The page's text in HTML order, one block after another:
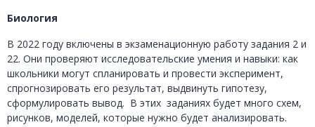
Биология
В 2022 году включены в экзаменационную работу задания 2 и
22. Они проверяют исследовательские умения и навыки: как
школьники могут спланировать и провести эксперимент,
спрогнозировать его результат, выдвинуть гипотезу,
сформулировать вывод. В этих заданиях будет много схем,
рисунков, моделей, которые нужно будет анализировать.